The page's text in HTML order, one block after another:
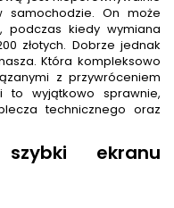
samochodzie. On może
podczas kiedy wymiana
złotych. Dobrze jednak
Która kompleksowo
z przywróceniem
to wyjątkowo sprawnie,
technicznego oraz
ekranu